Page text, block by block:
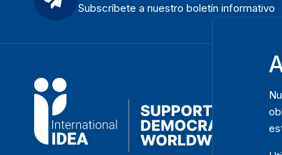
Subscríbete a nuestro boletín informativo